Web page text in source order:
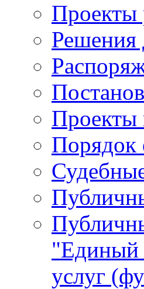
Проекты
Проекты
Порядок
"Единый
услуг